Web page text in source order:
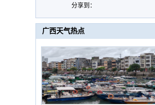
分享到：
广西天气热点